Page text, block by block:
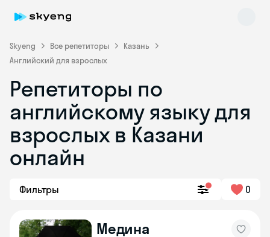
Skyeng Все репетиторы
Казань
Английский для взрослых
Репетиторы по
английскому языку для
взрослых в Казани
онлайн
Фильтры 0
Медина
Skyeng Chat